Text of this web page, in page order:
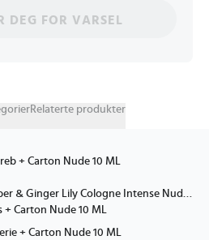
DEG FOR VARSEL
Relaterte produkter
+ Carton Nude 10 ML
Jo Malone London Dark Amber & Ginger Lily Cologne Intense Nude 100 ML
+ Carton Nude 10 ML
+ Carton Nude 10 ML